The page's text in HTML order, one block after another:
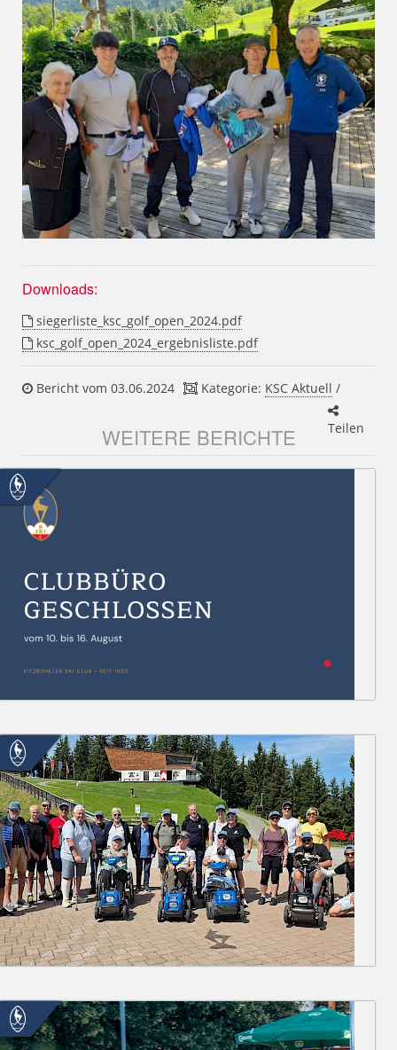
Downloads:
siegerliste_ksc_golf_open_2024.pdf
ksc_golf_open_2024_ergebnisliste.pdf
Bericht vom 03.06.2024 Kategorie: KSC Aktuell /
Teilen
WEITERE BERICHTE